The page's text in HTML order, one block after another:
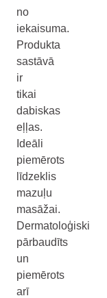
no
iekaisuma.
Produkta
sastāvā
ir
tikai
dabiskas
eļļas.
Ideāli
piemērots
līdzeklis
mazuļu
masāžai.
Dermatoloģiski
pārbaudīts
un
piemērots
arī